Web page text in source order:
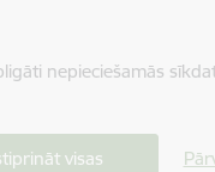
nepieciešamās
visas